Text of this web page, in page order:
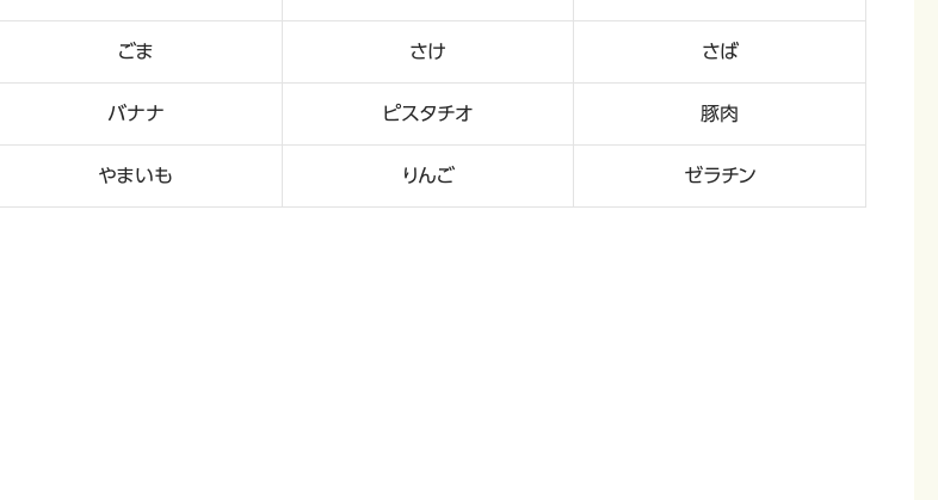
ごま さけ さば
バナナ ピスタチオ 豚肉
やまいも りんご ゼラチン